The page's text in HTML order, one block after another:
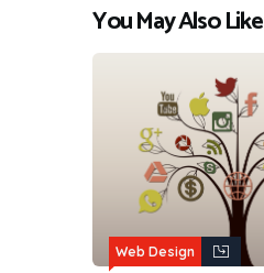
You May Also Like
Web Design